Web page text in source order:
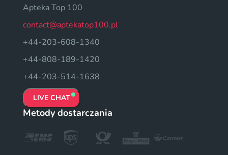
Apteka Top 100
contact@aptekatop100.pl
+44-203-608-1340
+44-808-189-1420
+44-203-514-1638
LIVE CHAT
Metody dostarczania